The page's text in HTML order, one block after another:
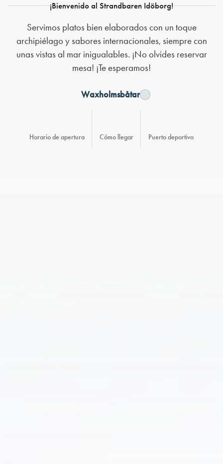
¡Bienvenido al Strandbaren Idöborg!
Servimos platos bien elaborados con un toque
archipiélago y sabores internacionales, siempre con
unas vistas al mar inigualables. ¡No olvides reservar
mesa! ¡Te esperamos!
Waxholmsbåtar
Horario de apertura Cómo llegar Puerto deportivo